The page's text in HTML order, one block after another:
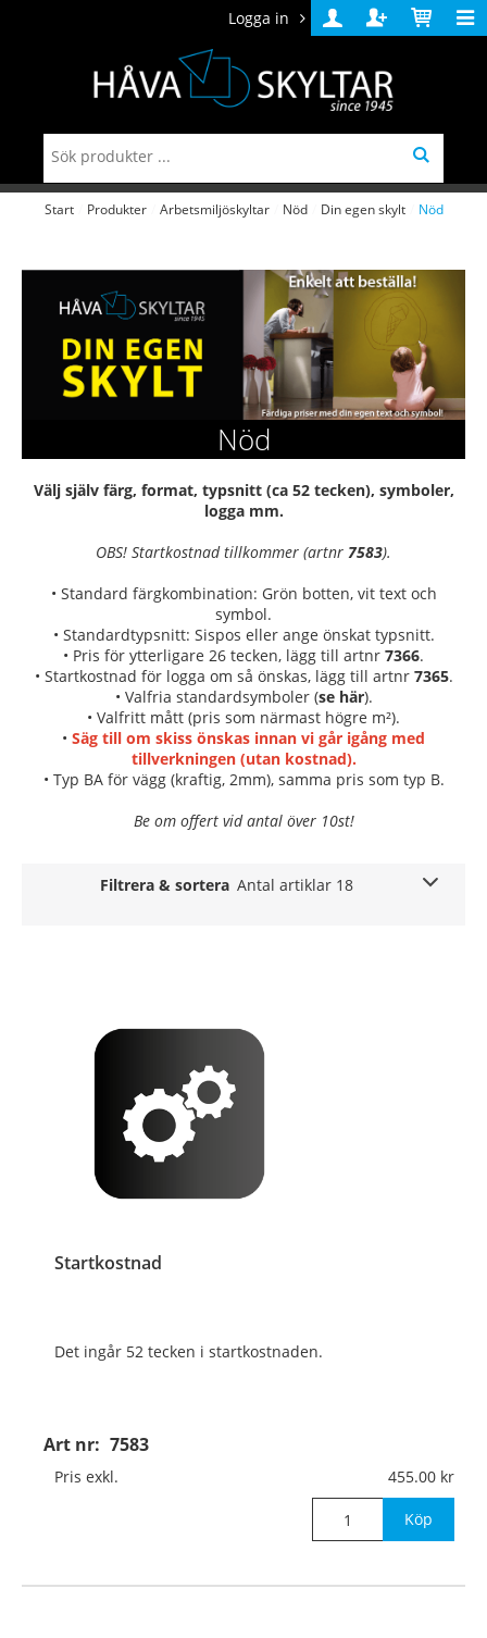
Logga in
Logga
in
Skapa
konto
Varukorg
Start Produkter Arbetsmiljöskyltar Nöd Din egen skylt Nöd
Nöd
Välj själv färg, format, typsnitt (ca 52 tecken), symboler,
logga mm.
OBS! Startkostnad tillkommer (artnr 7583).
• Standard färgkombination: Grön botten, vit text och
symbol.
• Standardtypsnitt: Sispos eller ange önskat typsnitt.
• Pris för ytterligare 26 tecken, lägg till artnr 7366.
• Startkostnad för logga om så önskas, lägg till artnr 7365.
• Valfria standardsymboler (se här).
• Valfritt mått (pris som närmast högre m²).
• Säg till om skiss önskas innan vi går igång med
tillverkningen (utan kostnad).
• Typ BA för vägg (kraftig, 2mm), samma pris som typ B.
Be om offert vid antal över 10st!
Filtrera & sortera Antal artiklar 18
Startkostnad
Art nr: 7583
Det ingår 52 tecken i startkostnaden.
Pris exkl. 455.00
Köp